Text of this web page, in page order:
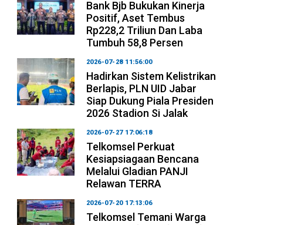
Bank Bjb Bukukan Kinerja
Positif, Aset Tembus
Rp228,2 Triliun Dan Laba
Tumbuh 58,8 Persen
2026-07-28 11:56:00
Hadirkan Sistem Kelistrikan
Berlapis, PLN UID Jabar
Siap Dukung Piala Presiden
2026 Stadion Si Jalak
2026-07-27 17:06:18
Telkomsel Perkuat
Kesiapsiagaan Bencana
Melalui Gladian PANJI
Relawan TERRA
2026-07-20 17:13:06
Telkomsel Temani Warga